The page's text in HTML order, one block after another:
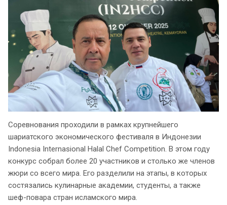
Соревнования проходили в рамках крупнейшего
шариатского экономического фестиваля в Индонезии
Indonesia Internasional Halal Chef Competition. В этом году
конкурс собрал более 20 участников и столько же членов
жюри со всего мира. Его разделили на этапы, в которых
состязались кулинарные академии, студенты, а также
шеф-повара стран исламского мира.